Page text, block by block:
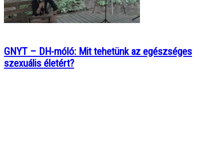
GNYT – DH-móló: Mit tehetünk az egészséges
szexuális életért?